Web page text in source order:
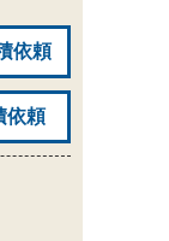
依頼
依頼